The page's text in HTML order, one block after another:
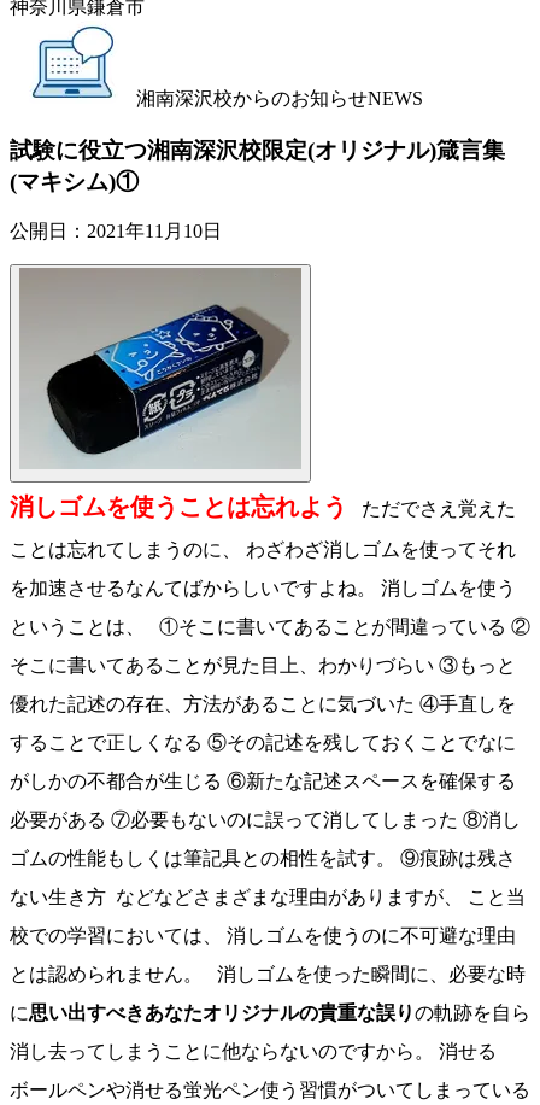
神奈川県鎌倉市
湘南深沢校からのお知らせNEWS
試験に役立つ湘南深沢校限定(オリジナル)箴言集
(マキシム)①
公開日： 2021年11月10日
消しゴムを使うことは忘れよう
ただでさえ覚えた
ことは忘れてしまうのに、 わざわざ消しゴムを使ってそれ
を加速させるなんてばからしいですよね。 消しゴムを使う
ということは、 ①そこに書いてあることが間違っている ②
そこに書いてあることが見た目上、わかりづらい ③もっと
優れた記述の存在、方法があることに気づいた ④手直しを
することで正しくなる ⑤その記述を残しておくことでなに
がしかの不都合が生じる ⑥新たな記述スペースを確保する
必要がある ⑦必要もないのに誤って消してしまった ⑧消し
ゴムの性能もしくは筆記具との相性を試す。 ⑨痕跡は残さ
ない生き方 などなどさまざまな理由がありますが、 こと当
校での学習においては、 消しゴムを使うのに不可避な理由
とは認められません。 消しゴムを使った瞬間に、必要な時
に思い出すべきあなたオリジナルの貴重な誤りの軌跡を自ら
消し去ってしまうことに他ならないのですから。 消せる
ボールペンや消せる蛍光ペン使う習慣がついてしまっている